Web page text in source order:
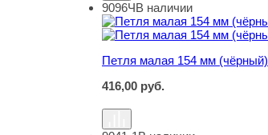
Петля малая 154 мм (чёрный)
9096ЧВ наличии
Петля малая 154 мм (чёрный)
416,00 руб.